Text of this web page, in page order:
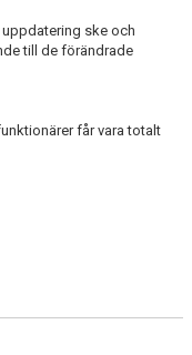
ske och
till de förändrade
får vara totalt